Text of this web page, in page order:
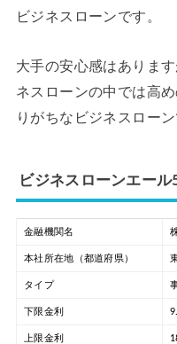
ビジネスローンです。
大手の安心感はありま
ネスローンの中では高
りがちなビジネスローン
ビジネスローンエー
金融機関名
本社所在地（都道府県）
タイプ
下限金利
上限金利